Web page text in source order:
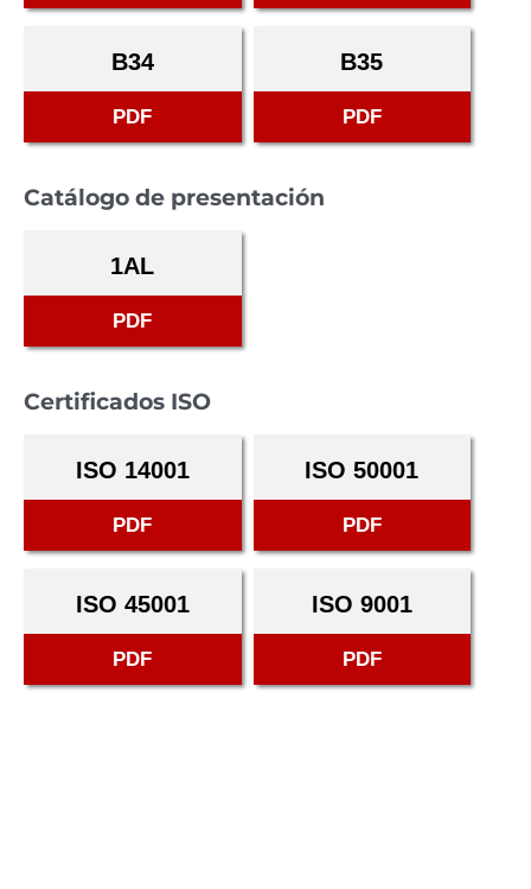
B34
PDF
B35
PDF
Catálogo de presentación
1AL
PDF
Certificados ISO
ISO 14001
PDF
ISO 50001
PDF
ISO 45001
PDF
ISO 9001
PDF